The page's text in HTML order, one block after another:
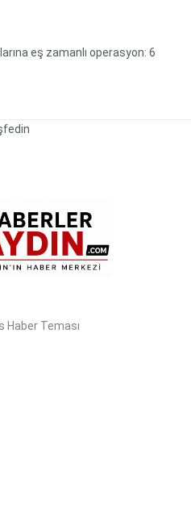
eş zamanlı operasyon: 6
Haber Teması